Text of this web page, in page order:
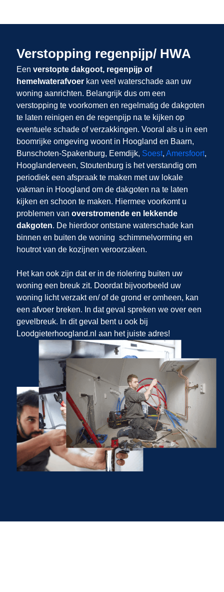
Verstopping regenpijp/ HWA
Een verstopte dakgoot, regenpijp of
hemelwaterafvoerkan veel waterschade aan uw
woning aanrichten. Belangrijk dus om een
verstopping te voorkomen en regelmatig de dakgoten
te laten reinigen en de regenpijp na te kijken op
eventuele schade of verzakkingen. Vooral als u in een
boomrijke omgeving woont in Hoogland en Baarn,
Bunschoten-Spakenburg, Eemdijk, Soest, Amersfoort,
Hooglanderveen, Stoutenburg is het verstandig om
periodiek een afspraak te maken met uw lokale
vakman in Hoogland om de dakgoten na te laten
kijken en schoon te maken. Hiermee voorkomt u
problemen van overstromende en lekkende
dakgoten. De hierdoor ontstane waterschade kan
binnen en buiten de woning schimmelvorming en
houtrot van de kozijnen veroorzaken.
Het kan ook zijn dat er in de riolering buiten uw
woning een breuk zit. Doordat bijvoorbeeld uw
woning licht verzakt en/ of de grond er omheen, kan
een afvoer breken. In dat geval spreken we over een
gevelbreuk. In dit geval bent u ook bij
Loodgieterhoogland.nl aan het juiste adres!